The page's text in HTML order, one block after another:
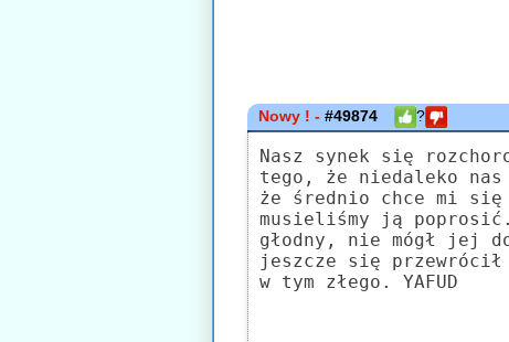
Nowy ! -#49874 ?
Nasz synek się
tego, że niedaleko
że średnio chce mi
musieliśmy ją
głodny, nie mógł jej
jeszcze się
w tym złego. YAFUD